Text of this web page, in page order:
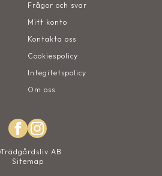
Frågor och svar
Mitt konto
Kontakta oss
Cookiespolicy
Integitetspolicy
Om oss
Trädgårdsliv AB
Sitemap